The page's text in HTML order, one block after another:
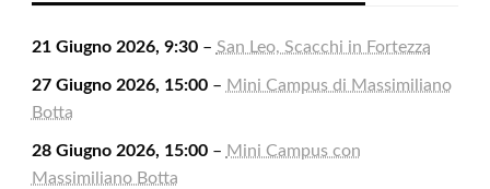
21 Giugno 2026, 9:30– San Leo, Scacchi in Fortezza
27 Giugno 2026, 15:00– Mini Campus di Massimiliano
Botta
28 Giugno 2026, 15:00– Mini Campus con
Massimiliano Botta